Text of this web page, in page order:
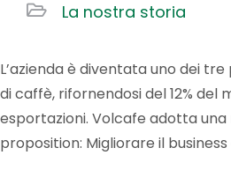
News
Lavora con noi
Contatti
La nostra storia
L’azienda è diventata uno dei
di caffè, rifornendosi del 12%
esportazioni. Volcafe adotta una
proposition: Migliorare il